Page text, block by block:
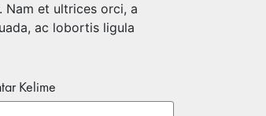
Nam et ultrices orci, a
ac lobortis ligula
Kelime